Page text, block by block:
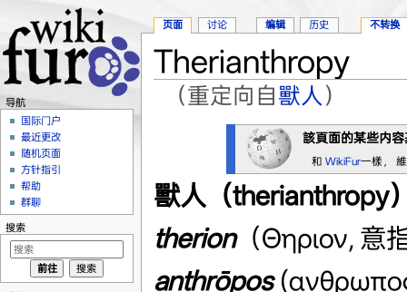
Therianthropy
（重定向自獸人 ）
該頁面的某些内
和 WikiFur一樣，
獸人（therianthropy
therion（Θηριον, 意
anthrōpos
页面 讨论 编辑 历史 不转换
导航
国际门户
最近更改
随机页面
方针指引
帮助
群聊
搜索